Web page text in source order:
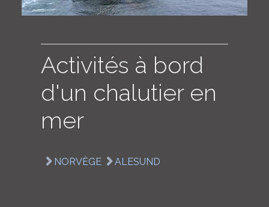
LOGIN
ENGLISH
Activités à bord
d'un chalutier en
mer
NORVÈGE ALESUND